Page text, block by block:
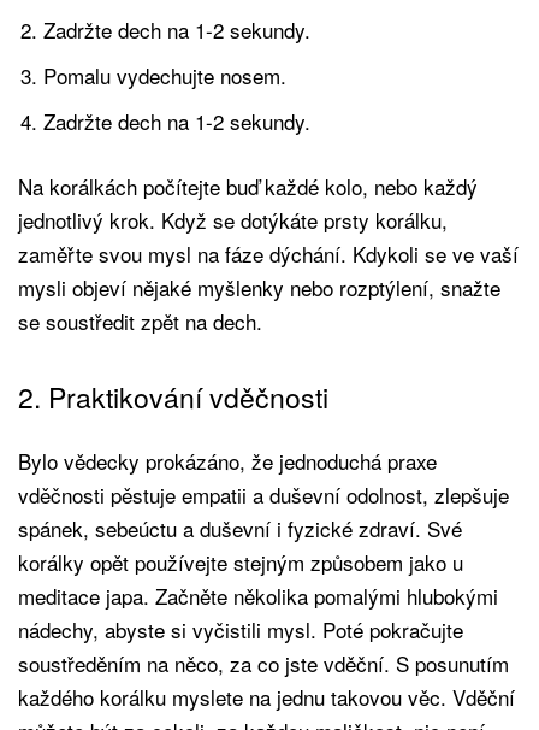
Zadržte dech na 1-2 sekundy.
Pomalu vydechujte nosem.
Zadržte dech na 1-2 sekundy.
Na korálkách počítejte buď každé kolo, nebo každý
jednotlivý krok. Když se dotýkáte prsty korálku,
zaměřte svou mysl na fáze dýchání. Kdykoli se ve vaší
mysli objeví nějaké myšlenky nebo rozptýlení, snažte
se soustředit zpět na dech.
2. Praktikování vděčnosti
Bylo vědecky prokázáno, že jednoduchá praxe
vděčnosti pěstuje empatii a duševní odolnost, zlepšuje
spánek, sebeúctu a duševní i fyzické zdraví. Své
korálky opět používejte stejným způsobem jako u
meditace japa. Začněte několika pomalými hlubokými
nádechy, abyste si vyčistili mysl. Poté pokračujte
soustředěním na něco, za co jste vděční. S posunutím
každého korálku myslete na jednu takovou věc. Vděční